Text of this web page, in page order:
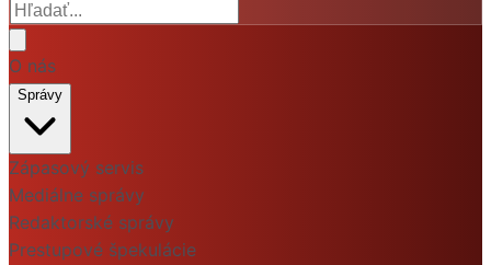
O nás
Správy
Zápasový servis
Mediálne správy
Redaktorské správy
Prestupové špekulácie